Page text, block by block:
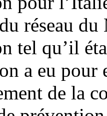
réseau
tel qu’il
a eu pour
de la